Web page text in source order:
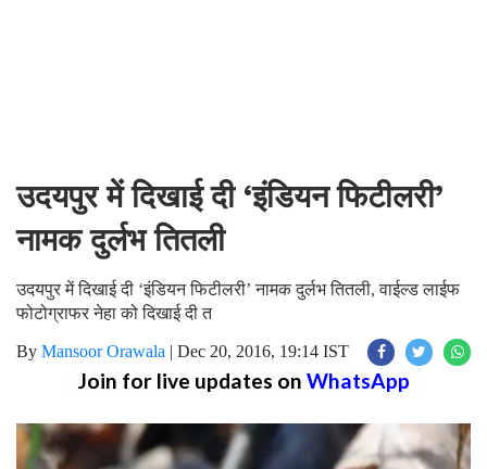
उदयपुर में दिखाई दी ‘इंडियन फिटीलरी’
नामक दुर्लभ तितली
उदयपुर में दिखाई दी ‘इंडियन फिटीलरी’ नामक दुर्लभ तितली, वाईल्ड लाईफ
फोटोग्राफर नेहा को दिखाई दी त
By Mansoor Orawala | Dec 20, 2016, 19:14 IST
Join for live updates on WhatsApp